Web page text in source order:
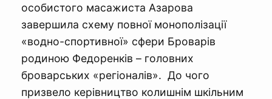
особистого масажиста Азарова
завершила схему повної монополізації
«водно-спортивної» сфери Броварів
родиною Федоренків – головних
броварських «регіоналів». До чого
призвело керівництво колишнім шкільним